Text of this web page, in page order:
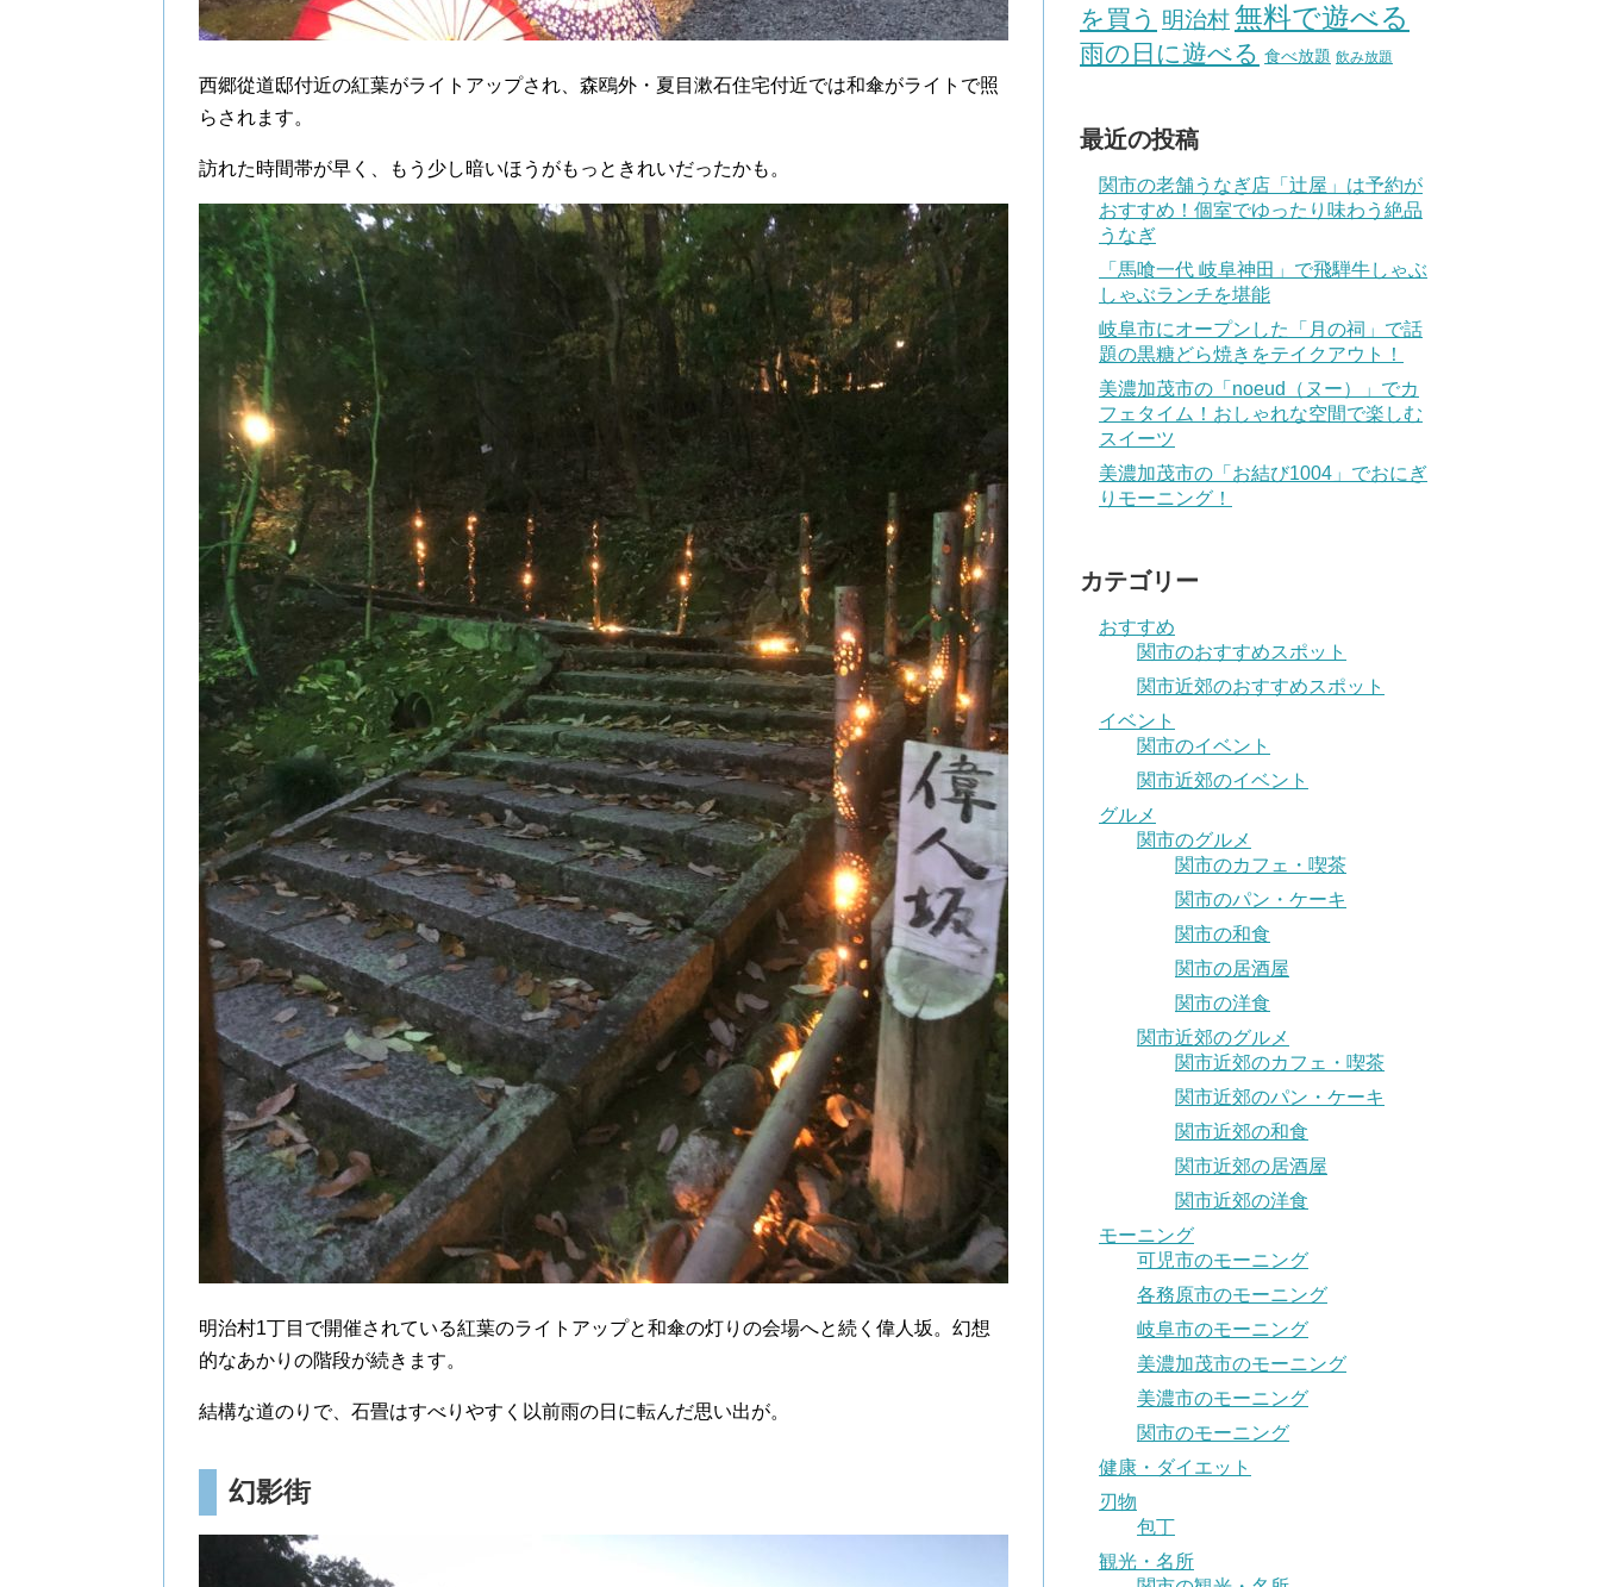
西郷從道邸付近の紅葉がライトアップされ、森鴎外・夏目漱石住宅付近では和傘がライトで照
らされます。
訪れた時間帯が早く、もう少し暗いほうがもっときれいだったかも。
明治村1丁目で開催されている紅葉のライトアップと和傘の灯りの会場へと続く偉人坂。幻想
的なあかりの階段が続きます。
結構な道のりで、石畳はすべりやすく以前雨の日に転んだ思い出が。
幻影街
を買う 明治村無料で遊べる
雨の日に遊べる 食べ放題 飲み放題
最近の投稿
関市の老舗うなぎ店「辻屋」は予約が
おすすめ！個室でゆったり味わう絶品
うなぎ
「馬喰一代 岐阜神田」で飛騨牛しゃぶ
しゃぶランチを堪能
岐阜市にオープンした「月の祠」で話
題の黒糖どら焼きをテイクアウト！
美濃加茂市の「noeud（ヌー）」でカ
フェタイム！おしゃれな空間で楽しむ
スイーツ
美濃加茂市の「お結び1004」でおにぎ
りモーニング！
カテゴリー
おすすめ
関市のおすすめスポット
関市近郊のおすすめスポット
イベント
関市のイベント
関市近郊のイベント
グルメ
関市のグルメ
関市のカフェ・喫茶
関市のパン・ケーキ
関市の和食
関市の居酒屋
関市の洋食
関市近郊のグルメ
関市近郊のカフェ・喫茶
関市近郊のパン・ケーキ
関市近郊の和食
関市近郊の居酒屋
関市近郊の洋食
モーニング
可児市のモーニング
各務原市のモーニング
岐阜市のモーニング
美濃加茂市のモーニング
美濃市のモーニング
関市のモーニング
健康・ダイエット
刃物
包丁
観光・名所